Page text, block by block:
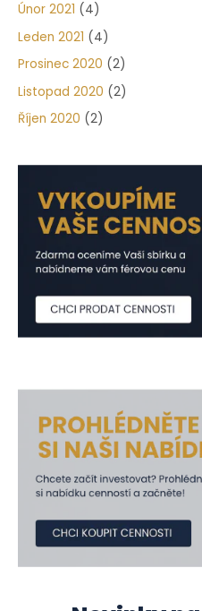
Únor 2021 (4)
Leden 2021 (4)
Prosinec 2020 (2)
Listopad 2020 (2)
Říjen 2020 (2)